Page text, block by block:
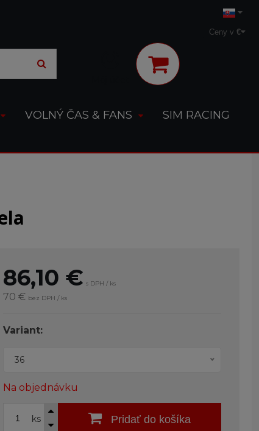
Ceny v €
VOLNÝ ČAS & FANS
SIM RACING
86,10 € s DPH / ks
70 € bez DPH / ks
Variant:
36
Na objednávku
ks Pridať do košíka